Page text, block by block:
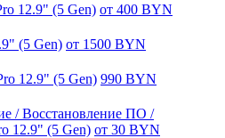
12.9" (5 Gen) от 400 BYN
(5 Gen) от 1500 BYN
12.9" (5 Gen) 990 BYN
/ Восстановление ПО /
12.9" (5 Gen) от 30 BYN